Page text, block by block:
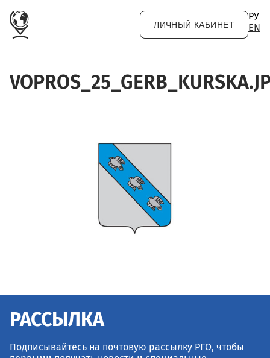
ЛИЧНЫЙ КАБИНЕТ
РУ
EN
РАССЫЛКА
Подписывайтесь на почтовую рассылку РГО, чтобы